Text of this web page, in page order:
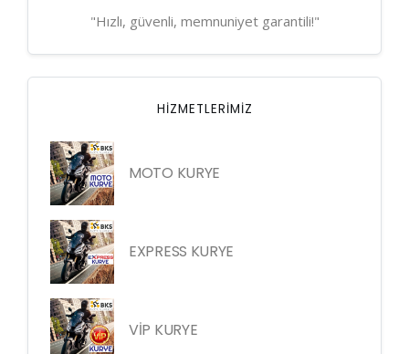
"Hızlı, güvenli, memnuniyet garantili!"
HIZMETLERIMIZ
MOTO KURYE
EXPRESS KURYE
VİP KURYE